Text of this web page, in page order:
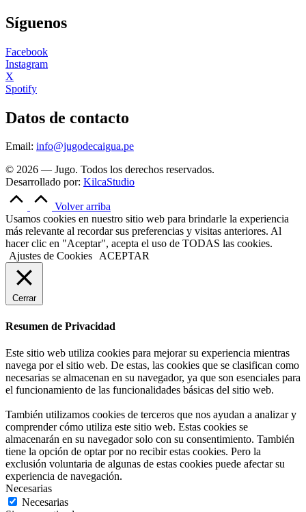
Síguenos
Facebook
Instagram
X
Spotify
Datos de contacto
Email: info@jugodecaigua.pe
© 2026 — Jugo. Todos los derechos reservados.
Desarrollado por: KilcaStudio
Volver arriba
Usamos cookies en nuestro sitio web para brindarle la experiencia
más relevante al recordar sus preferencias y visitas anteriores. Al
hacer clic en "Aceptar", acepta el uso de TODAS las cookies.
Ajustes de Cookies ACEPTAR
Cerrar
Resumen de Privacidad
Este sitio web utiliza cookies para mejorar su experiencia mientras
navega por el sitio web. De estas, las cookies que se clasifican como
necesarias se almacenan en su navegador, ya que son esenciales para
el funcionamiento de las funcionalidades básicas del sitio web.
También utilizamos cookies de terceros que nos ayudan a analizar y
comprender cómo utiliza este sitio web. Estas cookies se
almacenarán en su navegador solo con su consentimiento. También
tiene la opción de optar por no recibir estas cookies. Pero la
exclusión voluntaria de algunas de estas cookies puede afectar su
experiencia de navegación.
Necesarias
Necesarias